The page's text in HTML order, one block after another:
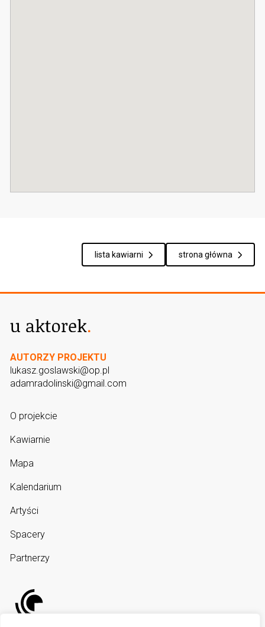
lista kawiarni strona główna
AUTORZY PROJEKTU
lukasz.goslawski@op.pl
adamradolinski@gmail.com
O projekcie
Kawiarnie
Mapa
Kalendarium
Artyści
Spacery
Partnerzy